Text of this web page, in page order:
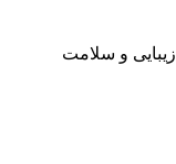
زیبایی و سلامت